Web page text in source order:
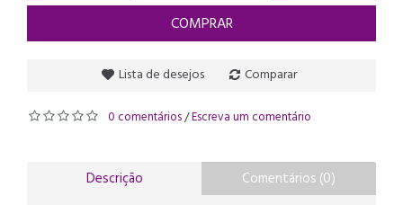
COMPRAR
Lista de desejos Comparar
0 comentários/Escreva um comentário
Descrição Comentários (0)